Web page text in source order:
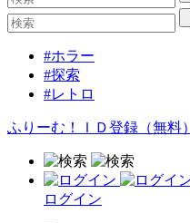
#ホラー
#探索
#レトロ
ふりーむ！ＩＤ登録（無料）
ログイン